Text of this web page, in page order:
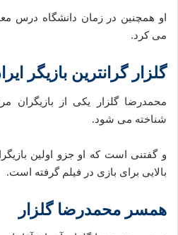
او همچنین در زمان دانشگاه درس
می کرد.
گلزار گرانترین بازیگر
محمدرضا گلزار یکی از بازیگران
شناخته می‌ شود.
و گفتنی است که او جزو اولین
بالایی برای بازی در فیلم گرفته‌ است.
همسر محمدرضا گلزار